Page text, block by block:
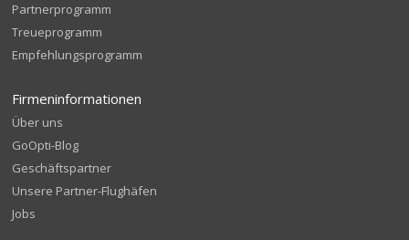
Partnerprogramm
Treueprogramm
Empfehlungsprogramm
Firmeninformationen
Über uns
GoOpti-Blog
Geschäftspartner
Unsere Partner-Flughäfen
Jobs